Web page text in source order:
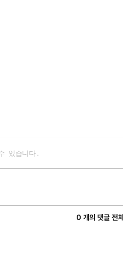
0 개의 댓글 전